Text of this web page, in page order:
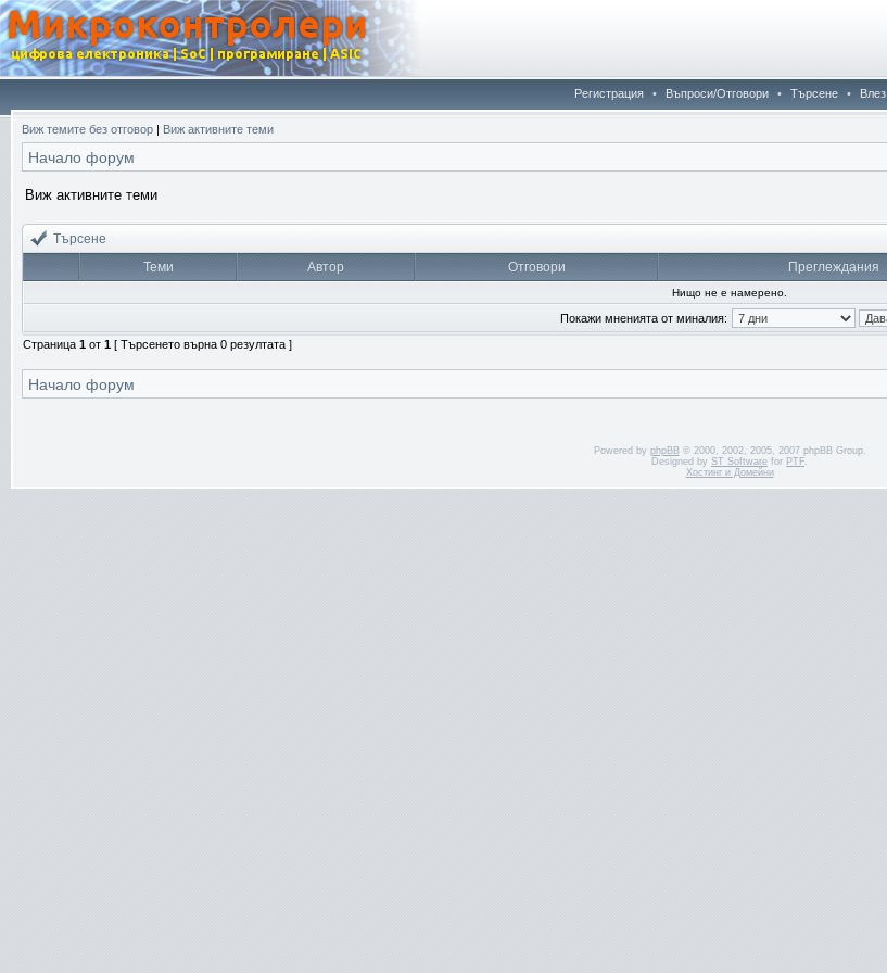
Регистрация • Въпроси/Отговори • Търсене • Влез
Виж темите без отговор | Виж активните теми
Начало форум
Виж активните теми
Търсене
Теми
Автор Отговори Преглеждания
Нищо не е намерено.
Покажи мненията от миналия:
Страница 1 от 1 [ Търсенето върна 0 резултата ]
Начало форум
Powered by phpBB© 2000, 2002, 2005, 2007 phpBB Group.
Designed by ST Software for PTF.
Хостинг и Домейни